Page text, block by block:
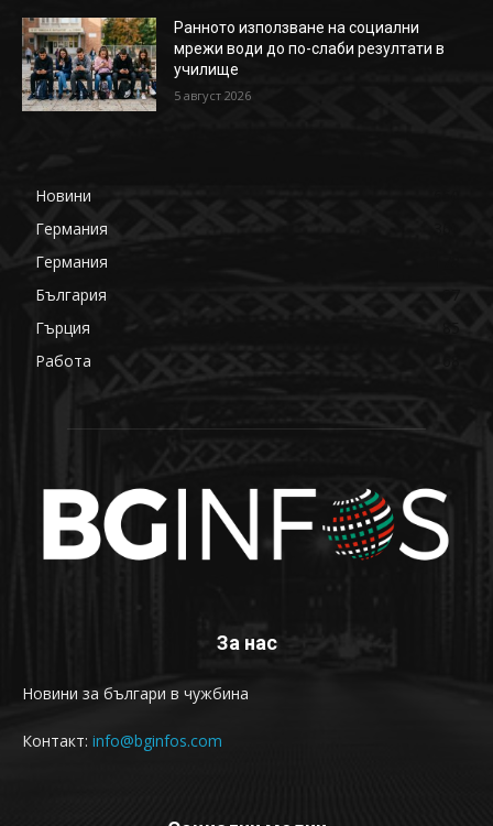
Ранното използване на социални
мрежи води до по-слаби резултати в
училище
5 август 2026
Новини
Германия
Германия
България
Гърция
Работа
За нас
Новини за българи в чужбина
Контакт: info@bginfos.com